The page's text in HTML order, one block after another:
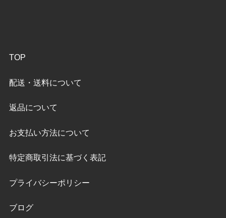
TOP
配送・送料について
返品について
お支払い方法について
特定商取引法に基づく表記
プライバシーポリシー
ブログ